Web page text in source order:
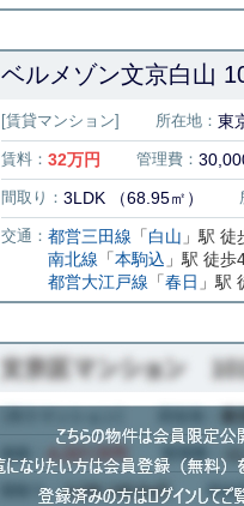
ベルメゾン文京白山
[賃貸マンション] 所在地： 東
賃料： 32万円 管理費：
間取り： 3LDK （68.95㎡）
交通： 都営三田線 「白山 」駅 徒
南北線 「本駒込 」駅 徒歩
都営大江戸線 「春日 」駅